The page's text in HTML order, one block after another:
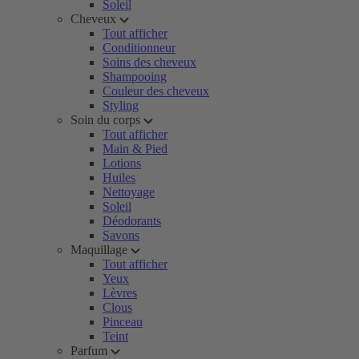
Soleil
Cheveux
Tout afficher
Conditionneur
Soins des cheveux
Shampooing
Couleur des cheveux
Styling
Soin du corps
Tout afficher
Main & Pied
Lotions
Huiles
Nettoyage
Soleil
Déodorants
Savons
Maquillage
Tout afficher
Yeux
Lèvres
Clous
Pinceau
Teint
Parfum